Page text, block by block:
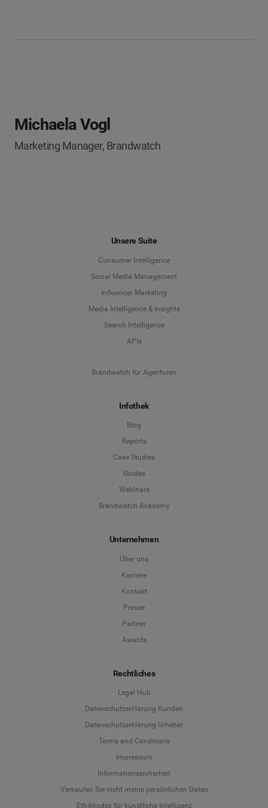
Michaela Vogl
Marketing Manager, Brandwatch
Unsere Suite
Consumer Intelligence
Social Media Management
Influencer Marketing
Media Intelligence & Insights
Search Intelligence
APIs
Brandwatch für Agenturen
Infothek
Blog
Reports
Case Studies
Guides
Webinare
Brandwatch Academy
Unternehmen
Über uns
Karriere
Kontakt
Presse
Partner
Awards
Rechtliches
Legal Hub
Datenschutzerklärung Kunden
Datenschutzerklärung Urheber
Terms and Conditions
Impressum
Informationssicherheit
Verkaufen Sie nicht meine persönlichen Daten
Ethikkodex für künstliche Intelligenz
Deutsch